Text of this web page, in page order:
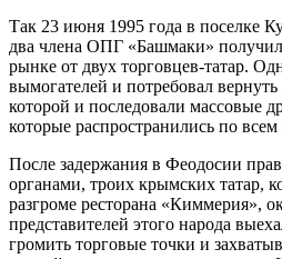
Так 23 июня 1995 года в поселке
два члена ОПГ «Башмаки»
рынке от двух торговцев-татар.
вымогателей и потребовал вернуть
которой и последовали массовые
которые распространились по всем
После задержания в Феодосии
органами, троих крымских татар,
разгроме ресторана «Киммерия»,
представителей этого народа
громить торговые точки и